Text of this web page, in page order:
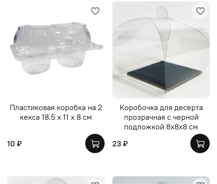
Пластиковая коробка на 2
кекса 18.5 х 11 х 8 см
10 ₽
Коробочка для десерта
прозрачная с черной
подложкой 8х8х8 см
23 ₽